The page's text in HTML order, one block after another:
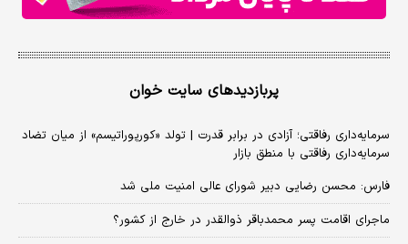
پربازدیدهای سایت خوان
سرمایه‌داری رفاقتی؛ آزادی در برابر قدرت | تولد «کورپوراتیسم» از میان تضاد
سرمایه‌داری رفاقتی با منطق بازار
فارس: محسن رضایی دبیر شورای عالی امنیت ملی شد
ماجرای اقامت پسر محمدباقر ذوالقدر در خارج از کشور؟